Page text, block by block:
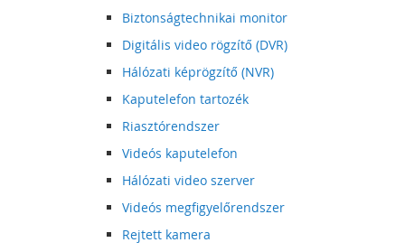
Biztonságtechnikai monitor
Digitális video rögzítő (DVR)
Hálózati képrögzítő (NVR)
Kaputelefon tartozék
Riasztórendszer
Videós kaputelefon
Hálózati video szerver
Videós megfigyelőrendszer
Rejtett kamera